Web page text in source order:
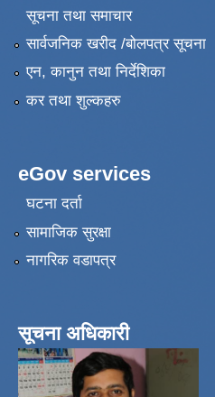
सूचना तथा समाचार
सार्वजनिक खरीद /बोलपत्र सूचना
एन, कानुन तथा निर्देशिका
कर तथा शुल्कहरु
eGov services
घटना दर्ता
सामाजिक सुरक्षा
नागरिक वडापत्र
सूचना अधिकारी